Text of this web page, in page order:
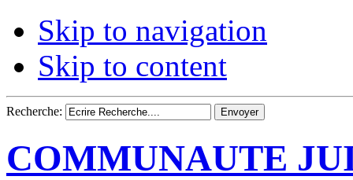
Skip to navigation
Skip to content
Recherche:
COMMUNAUTE